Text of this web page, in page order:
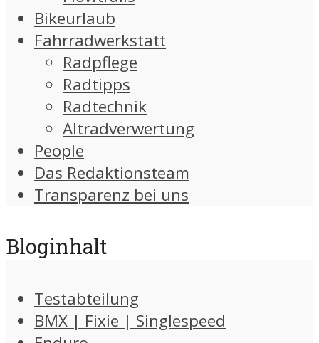
Bikeurlaub
Fahrradwerkstatt
Radpflege
Radtipps
Radtechnik
Altradverwertung
People
Das Redaktionsteam
Transparenz bei uns
Bloginhalt
Testabteilung
BMX | Fixie | Singlespeed